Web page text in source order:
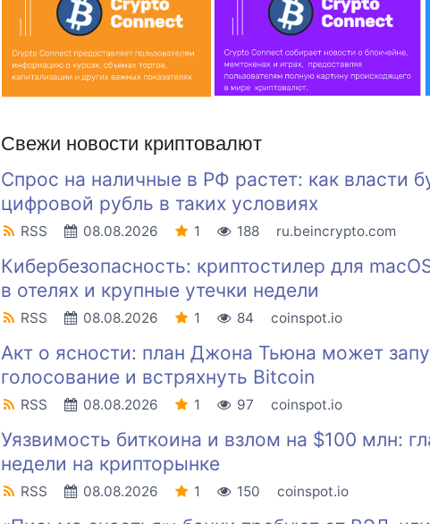
Свежи новости криптовалют
Спрос на наличные в РФ растет: как власти
цифровой рубль в таких условиях
RSS 08.08.2026 1 188 ru.beincrypto.com
Кибербезопасность: криптостилер для
в отелях и крупные утечки недели
RSS 08.08.2026 1 84 coinspot.io
Акт о ясности: план Джона Тьюна может
голосование и встряхнуть Bitcoin
RSS 08.08.2026 1 97 coinspot.io
Уязвимость биткоина и взлом на $100 млн:
недели на крипторынке
RSS 08.08.2026 1 150 coinspot.io